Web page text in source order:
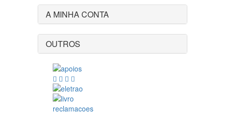
A MINHA CONTA
OUTROS